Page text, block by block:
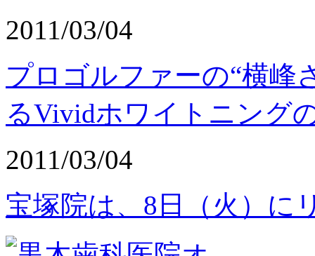
2011/03/04
プロゴルファーの“横峰
るVividホワイトニング
2011/03/04
宝塚院は、8日（火）に